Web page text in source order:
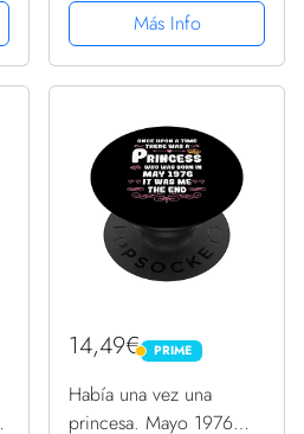
Cumpleaños PopSockets
PopGrip Intercambiable
Más Info
14,49€ PRIME
PRIME
Había una vez una
princesa. Mayo 1976